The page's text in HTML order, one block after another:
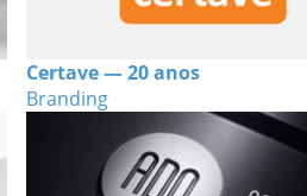
Certave — 20 anos
Branding